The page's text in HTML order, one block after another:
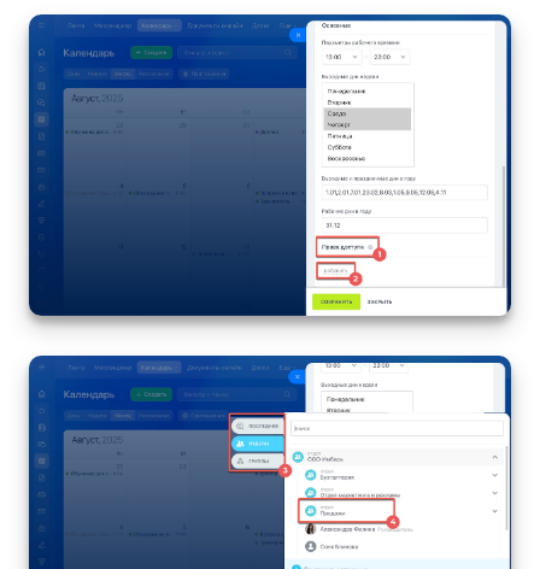
Контакт-центр
Настройки
Общие вопросы
Битрикс24 в коробке
Изменения в статьях (архив)